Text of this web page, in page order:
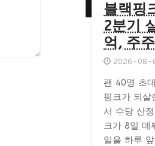
블랙핑
2분기
억, 주
2026-08-
팬 40명 초
핑크가 되
서 수당 산
크가 8일 데
일을 하루